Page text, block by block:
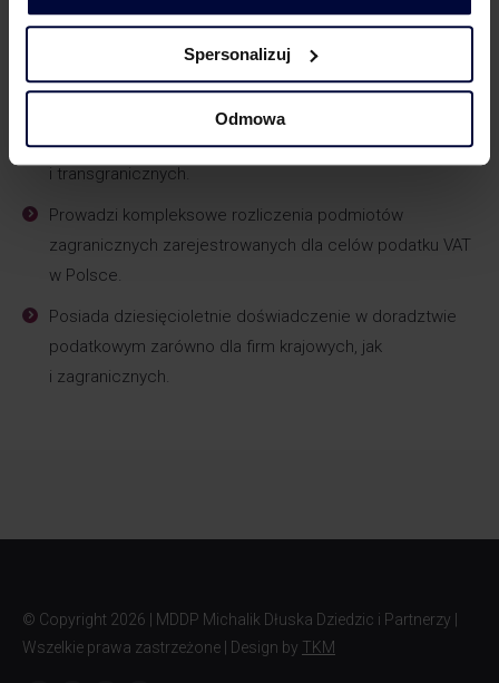
Spersonalizuj
Odmowa
rozliczeń podatku VAT przez firmy polskie i zagraniczne
Doradza klientom w zakresie praktycznego
zastosowania przepisów ustawy o podatku od towarów
i usług dla rozliczeń transakcji krajowych
i transgranicznych.
Prowadzi kompleksowe rozliczenia podmiotów
zagranicznych zarejestrowanych dla celów podatku VAT
w Polsce.
Posiada dziesięcioletnie doświadczenie w doradztwie
podatkowym zarówno dla firm krajowych, jak
i zagranicznych.
© Copyright 2026 | MDDP Michalik Dłuska Dziedzic i Partnerzy |
Wszelkie prawa zastrzeżone | Design by TKM